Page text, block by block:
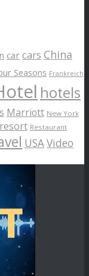
car cars China
Seasons Frankreich
hotels
Marriott New York
resort Restaurant
USAVideo